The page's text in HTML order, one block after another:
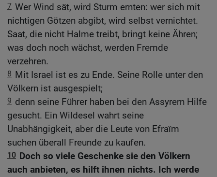
7 Wer Wind sät, wird Sturm ernten: wer sich mit
nichtigen Götzen abgibt, wird selbst vernichtet.
Saat, die nicht Halme treibt, bringt keine Ähren;
was doch noch wächst, werden Fremde
verzehren.
8 Mit Israel ist es zu Ende. Seine Rolle unter den
Völkern ist ausgespielt;
9 denn seine Führer haben bei den Assyrern Hilfe
gesucht. Ein Wildesel wahrt seine
Unabhängigkeit, aber die Leute von Efraïm
suchen überall Freunde zu kaufen.
10 Doch so viele Geschenke sie den Völkern
auch anbieten, es hilft ihnen nichts. Ich werde